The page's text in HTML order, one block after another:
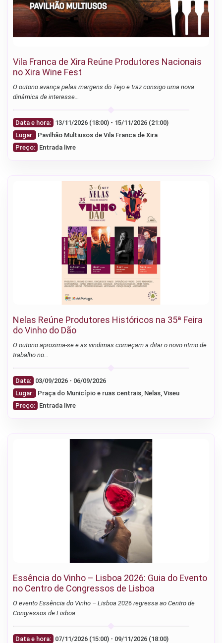
Vila Franca de Xira Reúne Produtores Nacionais
no Xira Wine Fest
O outono avança pelas margens do Tejo e traz consigo uma nova
dinâmica de interesse…
Data e hora:
13/11/2026 (18:00) - 15/11/2026 (21:00)
Lugar: Pavilhão Multiusos de Vila Franca de Xira
Preço: Entrada livre
Nelas Reúne Produtores Históricos na 35ª Feira
do Vinho do Dão
O outono aproxima-se e as vindimas começam a ditar o novo ritmo de
trabalho no…
Data:
03/09/2026 - 06/09/2026
Lugar: Praça do Município e ruas centrais, Nelas, Viseu
Preço: Entrada livre
Essência do Vinho – Lisboa 2026: Guia do Evento
no Centro de Congressos de Lisboa
O evento Essência do Vinho – Lisboa 2026 regressa ao Centro de
Congressos de Lisboa…
Data e hora:
07/11/2026 (15:00) - 09/11/2026 (18:00)